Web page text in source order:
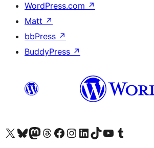
WordPress.com ↗
Matt ↗
bbPress ↗
BuddyPress ↗
Visit our X (formerly Twitter) account
Visit our Bluesky account
Visit our Mastodon account
Visit our Threads account
Манай фэйсбүүк хуудсаар зочилно ууМанай Instagram хаягаар зочилно уу Манай LinkedIn хаягаар зочилно ууVisit our TikTok account
Манай YouTube сувгаар зочилно уу Visit our Tumblr account